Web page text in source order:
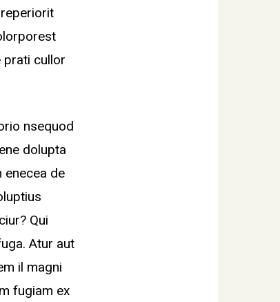
prati cullor
nsequod
dolupta
de
Qui
Atur aut
il magni
fugiam ex